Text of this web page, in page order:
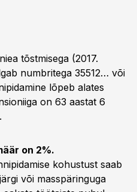
tõstmisega (2017.
numbritega 35512… või
lõpeb alates
on 63 aastat 6
on 2%.
kohustust saab
või masspäringuga